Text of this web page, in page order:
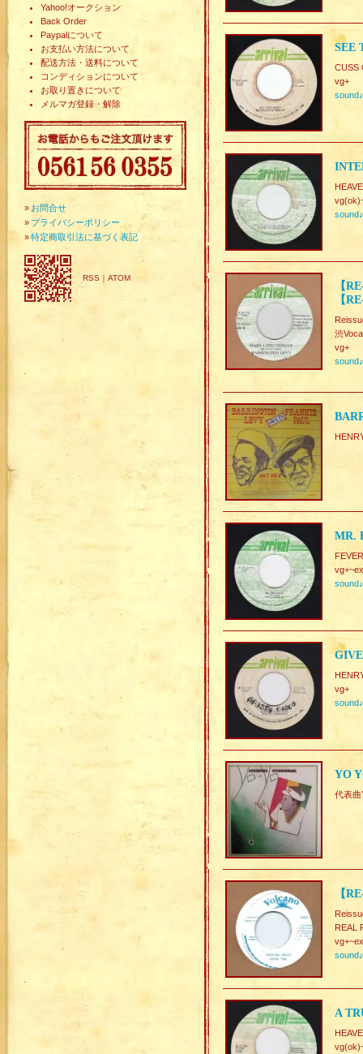
Yahoo!オークション
Back Order
Paypalについて
お支払い方法について
配送方法・送料について
コンディションについて
お取り置きについて
メルマガ登録・解除
» お問合せ
» プライバシーポリシー
»特定商取引法に基づく表記
RSS ｜ ATOM
SEE
CUSS
vg+
sound♪
sound♪
【
【
渋
vg+
sound♪
MR.
sound♪
vg+
sound♪
YO
代表
【
REAL
sound♪
A